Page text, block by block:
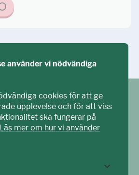
fram tillsammans med barn och
Sverige – en
som arbetar mot sexuell
använder vi nödvändiga
cookies för att ge
upplevelse och för att viss
ska fungerar på
Läs mer om hur vi använder